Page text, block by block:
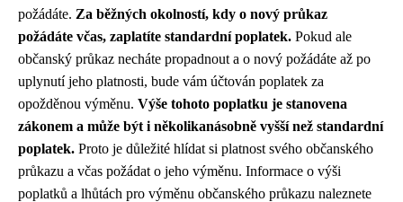
požádáte. Za běžných okolností, kdy o nový průkaz
požádáte včas, zaplatíte standardní poplatek. Pokud ale
občanský průkaz necháte propadnout a o nový požádáte až po
uplynutí jeho platnosti, bude vám účtován poplatek za
opožděnou výměnu. Výše tohoto poplatku je stanovena
zákonem a může být i několikanásobně vyšší než standardní
poplatek. Proto je důležité hlídat si platnost svého občanského
průkazu a včas požádat o jeho výměnu. Informace o výši
poplatků a lhůtách pro výměnu občanského průkazu naleznete